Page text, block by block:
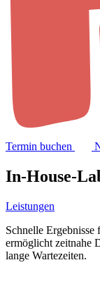
Termin buchen
In-House-
Leistungen
Schnelle
ermöglicht zeitnahe
lange Wartezeiten.